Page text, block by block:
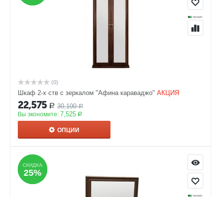
(0)
Шкаф 2-х ств с зеркалом "Афина караваджо" АКЦИЯ
22,575 Р 30,100 Р
Вы экономите: 7,525 Р
ОПЦИИ
СКИДКА
25%
СКИДКА
25%